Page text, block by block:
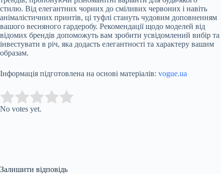
стилю. Від елегантних чорних до сміливих червоних і навіть
анімалістичних принтів, ці туфлі стануть чудовим доповненням
вашого весняного гардеробу. Рекомендації щодо моделей від
відомих брендів допоможуть вам зробити усвідомлений вибір та
інвестувати в річ, яка додасть елегантності та характеру вашим
образам.
Інформація підготовлена на основі матеріалів: vogue.ua
Rate this item:
No votes yet.
Залишити відповідь